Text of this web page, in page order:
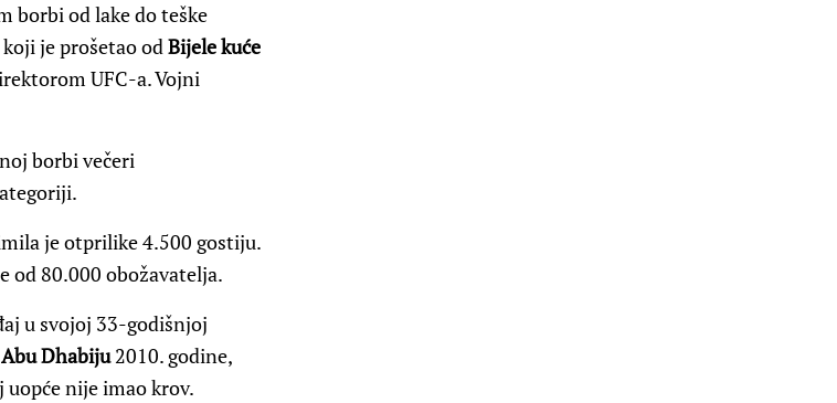
borbi od lake do teške
je prošetao odBijele kuće
UFC-a. Vojni
borbi večeri
je otprilike 4.500 gostiju.
od 80.000 obožavatelja.
u svojoj 33-godišnjoj
Abu Dhabiju2010. godine,
nije imao krov.